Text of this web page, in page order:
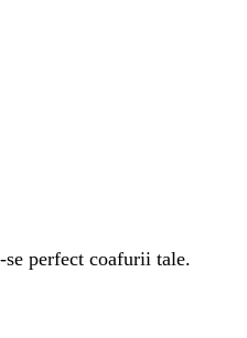
perfect coafurii tale.